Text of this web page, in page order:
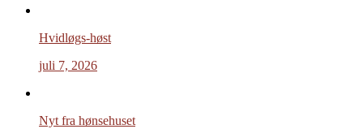
Hvidløgs-høst
juli 7, 2026
Nyt fra hønsehuset